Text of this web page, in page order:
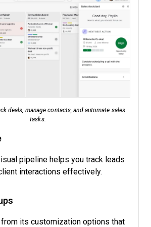
deals, manage contacts, and automate sales
tasks.
pipeline helps you track leads
interactions effectively.
from its customization options that